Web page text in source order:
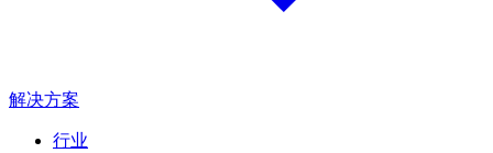
解决方案
行业